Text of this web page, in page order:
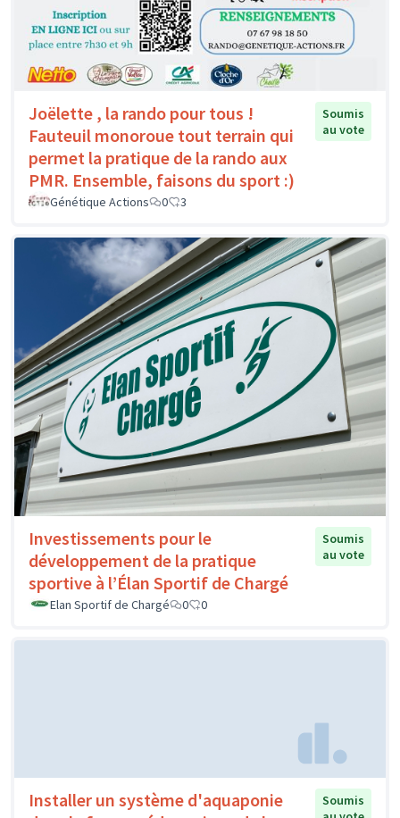
Joëlette , la rando pour tous !
Fauteuil monoroue tout terrain qui
permet la pratique de la rando aux
PMR. Ensemble, faisons du sport :)
Soumis
au vote
Génétique Actions 0 3
Investissements pour le
développement de la pratique
sportive à l’Élan Sportif de Chargé
Soumis
au vote
Elan Sportif de Chargé 0 0
Installer un système d'aquaponie
Soumis